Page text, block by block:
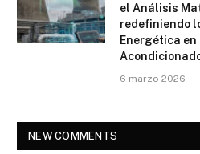
el Análisis
redefiniendo
Energética
6 marzo 2026
NEW COMMENTS